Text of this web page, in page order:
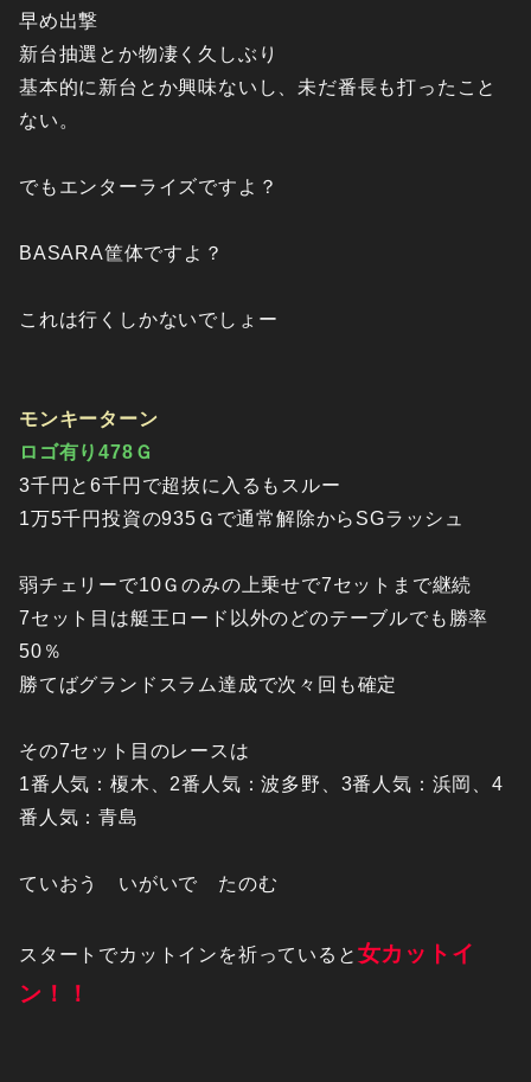
早め出撃
新台抽選とか物凄く久しぶり
基本的に新台とか興味ないし、未だ番長も打ったこと
ない。
でもエンターライズですよ？
BASARA筐体ですよ？
これは行くしかないでしょー
モンキーターン
ロゴ有り478Ｇ
3千円と6千円で超抜に入るもスルー
1万5千円投資の935Ｇで通常解除からSGラッシュ
弱チェリーで10Ｇのみの上乗せで7セットまで継続
7セット目は艇王ロード以外のどのテーブルでも勝率
50％
勝てばグランドスラム達成で次々回も確定
その7セット目のレースは
1番人気：榎木、2番人気：波多野、3番人気：浜岡、4
番人気：青島
ていおう いがいで たのむ
スタートでカットインを祈っていると 女カットイ
ン！！